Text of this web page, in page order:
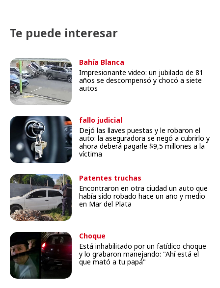
Te puede interesar
Bahía Blanca
Impresionante video: un jubilado de 81
años se descompensó y chocó a siete
autos
fallo judicial
Dejó las llaves puestas y le robaron el
auto: la aseguradora se negó a cubrirlo y
ahora deberá pagarle $9,5 millones a la
víctima
Patentes truchas
Encontraron en otra ciudad un auto que
había sido robado hace un año y medio
en Mar del Plata
Choque
Está inhabilitado por un fatídico choque
y lo grabaron manejando: "Ahí está el
que mató a tu papá"